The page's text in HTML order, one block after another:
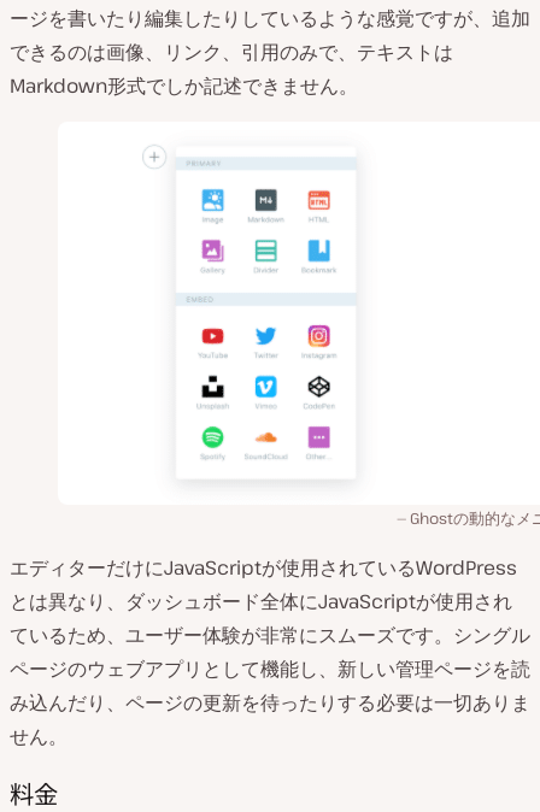
ージを書いたり編集したりしているような感覚ですが、追加
できるのは画像、リンク、引用のみで、テキストは
Markdown形式でしか記述できません。
Ghostの動的なメ
エディターだけにJavaScriptが使用されているWordPress
とは異なり、ダッシュボード全体にJavaScriptが使用され
ているため、ユーザー体験が非常にスムーズです。シングル
ページのウェブアプリとして機能し、新しい管理ページを読
み込んだり、ページの更新を待ったりする必要は一切ありま
せん。
料金